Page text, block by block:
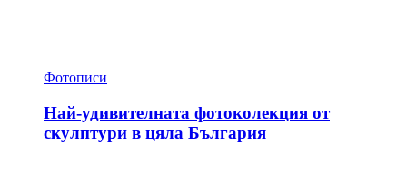
Фотописи
Най-удивителната фотоколекция от
скулптури в цяла България